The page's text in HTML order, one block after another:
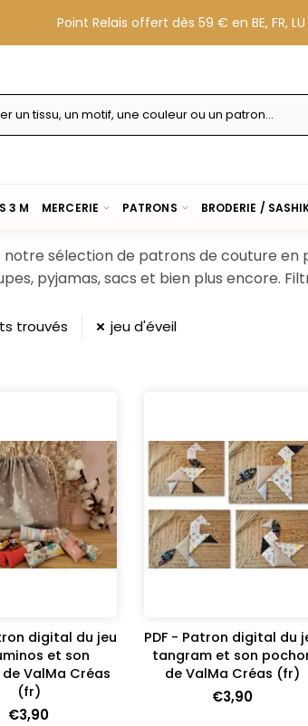
Point Relais offert dès 59 € en BE, FR,
3 M MERCERIE PATRONS BRODERIE /
notre sélection de patrons de couture
pyjamas, sacs et bien plus encore.
trouvés jeu d'éveil
digital du jeu
et son
ValMa Créas
(fr)
€3,90
PDF - Patron digital du
tangram et son
de ValMa Créas (fr)
€3,90